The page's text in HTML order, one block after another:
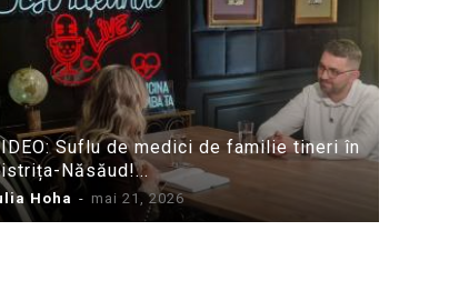
Suflu de medici de familie tineri în
Năsăud!...
Hoha - mai 21, 2026